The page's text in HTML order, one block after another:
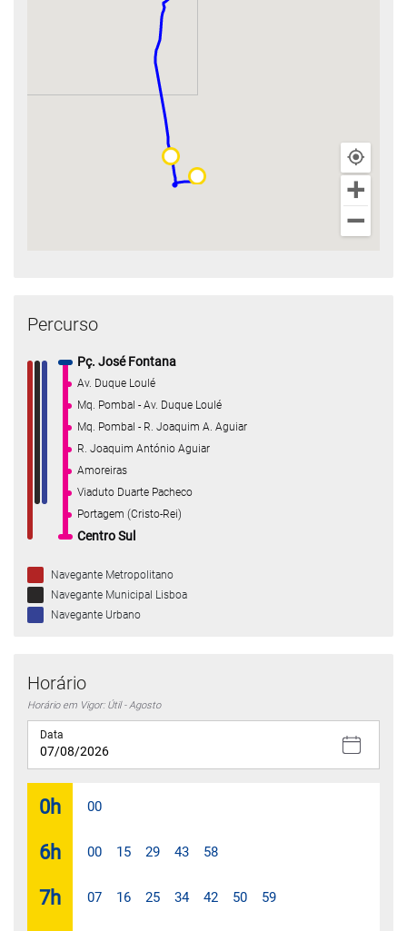
Percurso
Pç. José Fontana
Av. Duque Loulé
Mq. Pombal - Av. Duque Loulé
Mq. Pombal - R. Joaquim A. Aguiar
R. Joaquim António Aguiar
Amoreiras
Viaduto Duarte Pacheco
Portagem (Cristo-Rei)
Centro Sul
Navegante Metropolitano
Navegante Municipal Lisboa
Navegante Urbano
Horário
Data
Horário em Vigor: Útil - Agosto
0h 00
6h 00 15 29 43 58
7h 07 16 25 34 42 50 59